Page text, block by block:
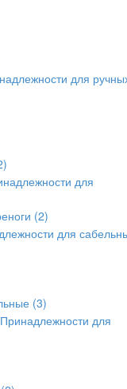
для
для
(2)
для
(3)
Принадлежности для